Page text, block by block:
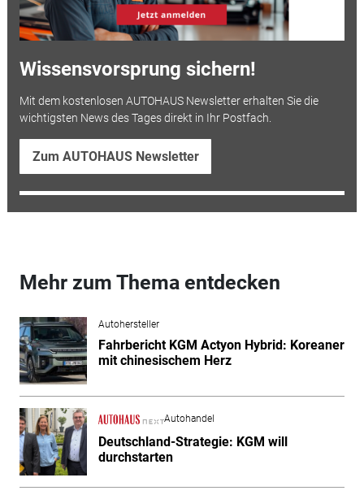
Wissensvorsprung sichern!
Mit dem kostenlosen AUTOHAUS Newsletter erhalten Sie die
wichtigsten News des Tages direkt in Ihr Postfach.
Zum AUTOHAUS Newsletter
Mehr zum Thema entdecken
Autohersteller
Fahrbericht KGM Actyon Hybrid: Koreaner
mit chinesischem Herz
Autohandel
Deutschland-Strategie: KGM will
durchstarten